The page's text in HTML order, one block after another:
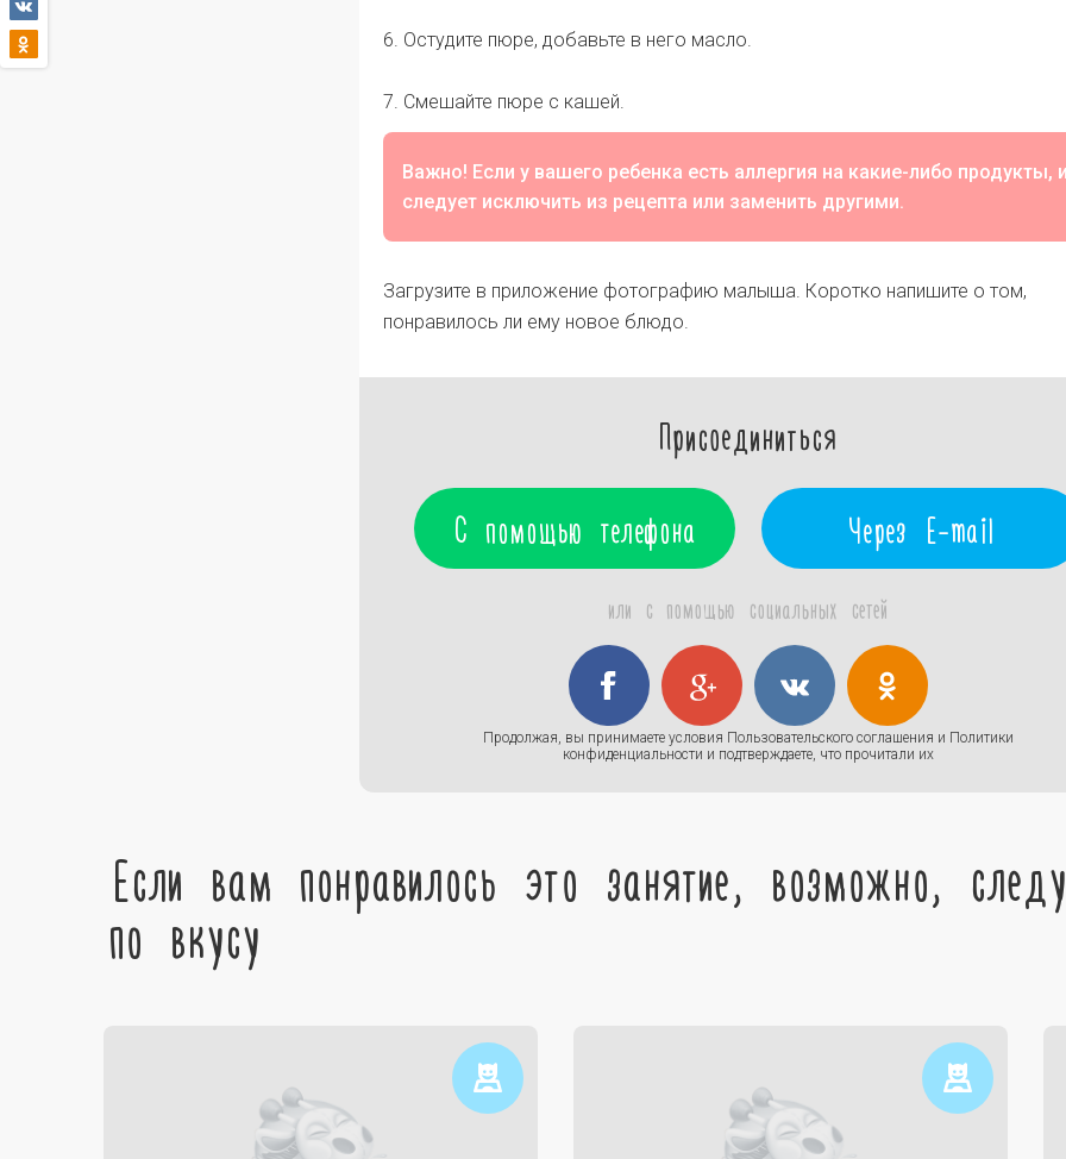
6. Остудите пюре, добавьте в него масло.
7. Смешайте пюре с кашей.
Важно! Если у вашего ребенка есть аллергия на какие-либо продукты,
следует исключить из рецепта или заменить другими.
Загрузите в приложение фотографию малыша. Коротко напишите о том,
понравилось ли ему новое блюдо.
Присоединиться
С помощью телефона Через E-mail
или с помощью социальных сетей
Продолжая, вы принимаете условия Пользовательского соглашения и Политики
конфиденциальности и подтверждаете, что прочитали их
Если вам понравилось это занятие, возможно,
по вкусу